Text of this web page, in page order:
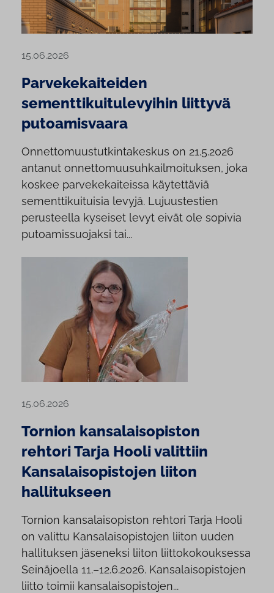
15.06.2026
Parvekekaiteiden
sementtikuitulevyihin liittyvä
putoamisvaara
Onnettomuustutkintakeskus on 21.5.2026
antanut onnettomuusuhkailmoituksen, joka
koskee parvekekaiteissa käytettäviä
sementtikuituisia levyjä. Lujuustestien
perusteella kyseiset levyt eivät ole sopivia
putoamissuojaksi tai...
15.06.2026
Tornion kansalaisopiston
rehtori Tarja Hooli valittiin
Kansalaisopistojen liiton
hallitukseen
Tornion kansalaisopiston rehtori Tarja Hooli
on valittu Kansalaisopistojen liiton uuden
hallituksen jäseneksi liiton liittokokouksessa
Seinäjoella 11.–12.6.2026. Kansalaisopistojen
liitto toimii kansalaisopistojen...